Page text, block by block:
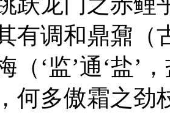
有调和鼎鼐（
（‘监’通‘盐’
何多傲霜之劲